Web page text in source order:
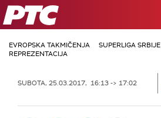
RTS
EVROPSKA TAKMIČENJA SUPERLIGA SRBIJE
REPREZENTACIJA
SUBOTA, 25.03.2017, 16:13 -> 17:02